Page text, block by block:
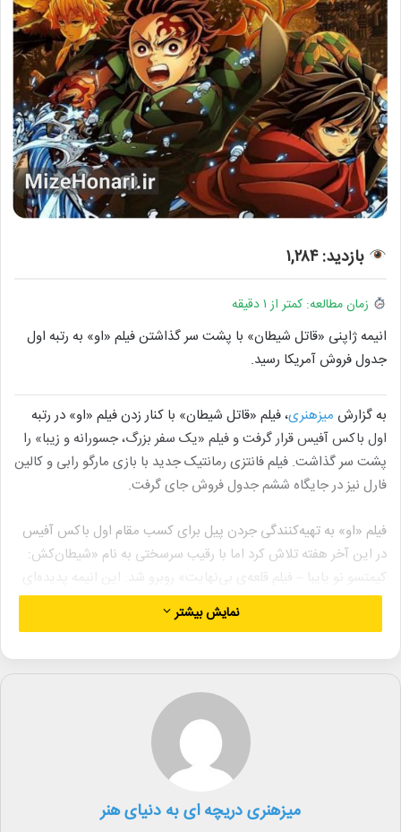
بازدید: ۱,۲۸۴
زمان مطالعه: کمتر از ۱ دقیقه
انیمه ژاپنی «قاتل شیطان» با پشت سر گذاشتن فیلم «او» به رتبه اول
جدول فروش آمریکا رسید.
به گزارش میزهنری، فیلم «قاتل شیطان» با کنار زدن فیلم «او» در رتبه
اول باکس آفیس قرار گرفت و فیلم «یک سفر بزرگ، جسورانه و زیبا» را
پشت سر گذاشت. فیلم فانتزی رمانتیک جدید با بازی مارگو رابی و کالین
فارل نیز در جایگاه ششم جدول فروش جای گرفت.
فیلم «او» به تهیه‌کنندگی جردن پیل برای کسب مقام اول باکس آفیس
در این آخر هفته تلاش کرد اما با رقیب سرسختی به نام «شیطان‌کش:
کیمتسو نو یایبا – فیلم قلعه‌ی بی‌نهایت» روبرو شد. این انیمه پدیده‌ای
باقی‌مانده از زمان خود محسوب می‌شود.
۶/۴ میلیون دلار فروش داشت و پیش‌بینی می‌شود که این آخر هفته را
با ۱۵ میلیون دلار به پایان برساند. فیلم «شیطان‌کش» که در هفته گذشته
رکورد فروش افتتاحیه ۷۰ میلیون دلاری در آمریکا را ثبت کرد، با وجود
«شیطان‌کش» از کمپانی کرانچی‌رول متعلق به سونی، در حال حاضر با
نمایش بیشتر
میزهنری دریچه ای به دنیای هنر